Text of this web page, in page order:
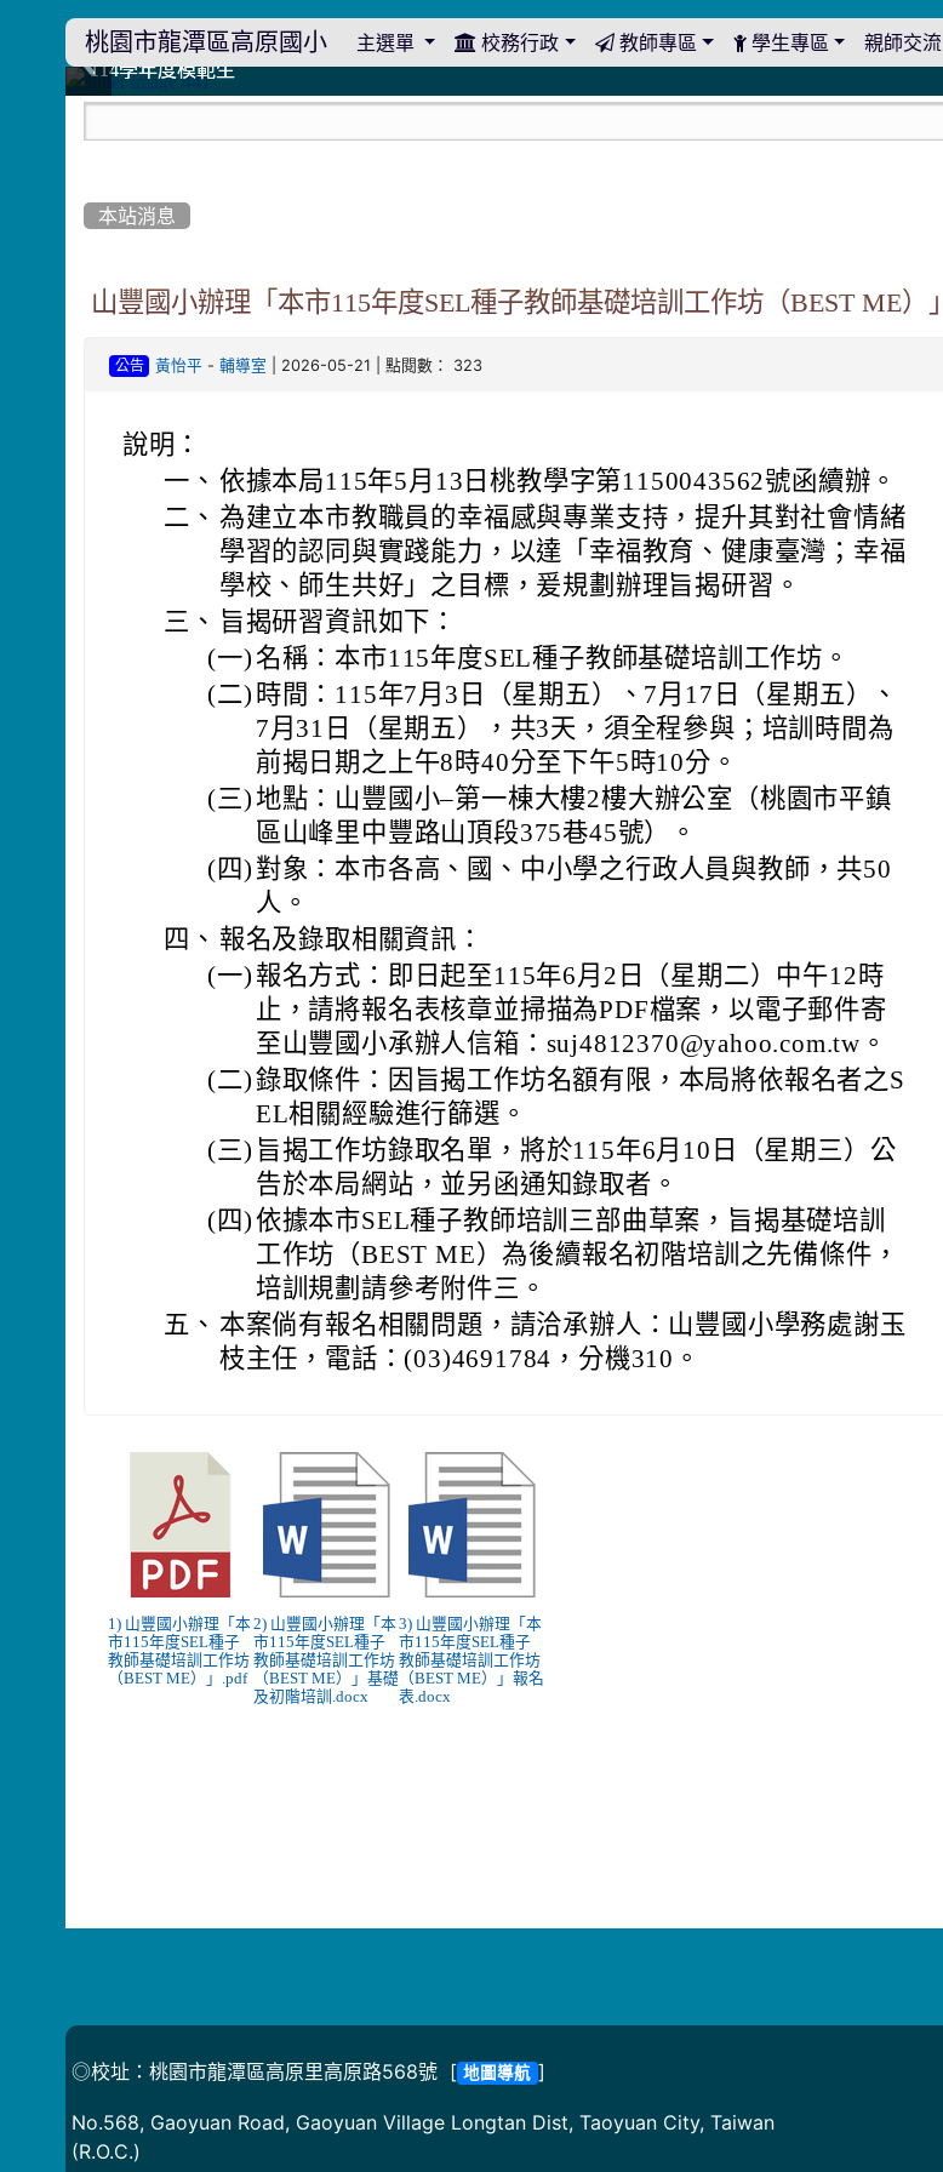
桃園市龍潭區高原國小 主選單 校務行政 教師專區 學生專區 親師交流
114學年度模範生
114學年度模範生
高原110 追夢向前行
高原110 追夢向前行
橄欖樹群
橄欖樹群
:::
本站消息
山豐國小辦理「本市115年度SEL種子教師基礎培訓工作坊（BEST ME）」
公告 黃怡平 -輔導室 | 2026-05-21 | 點閱數： 323
說明：
一、 依據本局115年5月13日桃教學字第1150043562號函續辦。
二、 為建立本市教職員的幸福感與專業支持，提升其對社會情緒
學習的認同與實踐能力，以達「幸福教育、健康臺灣；幸福
學校、師生共好」之目標，爰規劃辦理旨揭研習。
三、 旨揭研習資訊如下：
(一) 名稱：本市115年度SEL種子教師基礎培訓工作坊。
(二) 時間：115年7月3日（星期五）、7月17日（星期五）、
7月31日（星期五），共3天，須全程參與；培訓時間為
前揭日期之上午8時40分至下午5時10分。
(三)地點：山豐國小–第一棟大樓2樓大辦公室（桃園市平鎮
區山峰里中豐路山頂段375巷45號）。
(四) 對象：本市各高、國、中小學之行政人員與教師，共50
人。
四、 報名及錄取相關資訊：
(一) 報名方式：即日起至115年6月2日（星期二）中午12時
止，請將報名表核章並掃描為PDF檔案，以電子郵件寄
至山豐國小承辦人信箱：suj4812370@yahoo.com.tw。
(二)錄取條件：因旨揭工作坊名額有限，本局將依報名者之S
EL相關經驗進行篩選。
(三) 旨揭工作坊錄取名單，將於115年6月10日（星期三）公
告於本局網站，並另函通知錄取者。
(四)依據本市SEL種子教師培訓三部曲草案，旨揭基礎培訓
工作坊（BEST ME）為後續報名初階培訓之先備條件，
培訓規劃請參考附件三。
五、 本案倘有報名相關問題，請洽承辦人：山豐國小學務處謝玉
枝主任，電話：(03)4691784，分機310。
1) 山豐國小辦理「本
市115年度SEL種子
教師基礎培訓工作坊
（BEST ME）」.pdf
2) 山豐國小辦理「本
市115年度SEL種子
教師基礎培訓工作坊
（BEST ME）」基礎
及初階培訓.docx
3) 山豐國小辦理「本
市115年度SEL種子
教師基礎培訓工作坊
（BEST ME）」報名
表.docx
◎校址：桃園市龍潭區高原里高原路568號 [ 地圖導航 ]
No.568, Gaoyuan Road, Gaoyuan Village Longtan Dist, Taoyuan City, Taiwan
(R.O.C.)